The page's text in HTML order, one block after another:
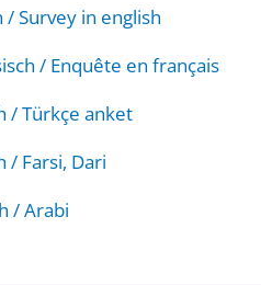
/ Survey in english
/ Enquête en français
/ Türkçe anket
/ Farsi, Dari
/ Arabi